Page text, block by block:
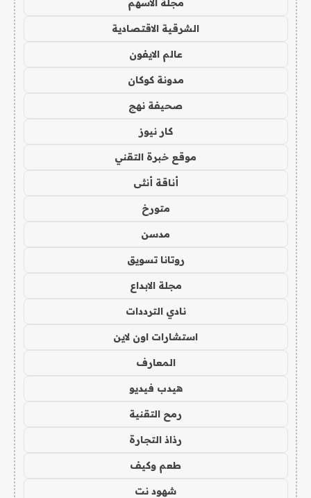
مجلة الاسهم
الشرقية الاقتصادية
عالم الايفون
مدونة كوكان
صحيفة نهج
كار نيوز
موقع خبرة التقني
أناقة أنثى
متورخ
مدسن
روتانا تسويق
مجلة الابداع
نادي الترددات
استشارات اون لاين
المعارف
هيدب فيديو
رمح التقنية
رذاذ التجارة
طعم وكيف
شهود نت